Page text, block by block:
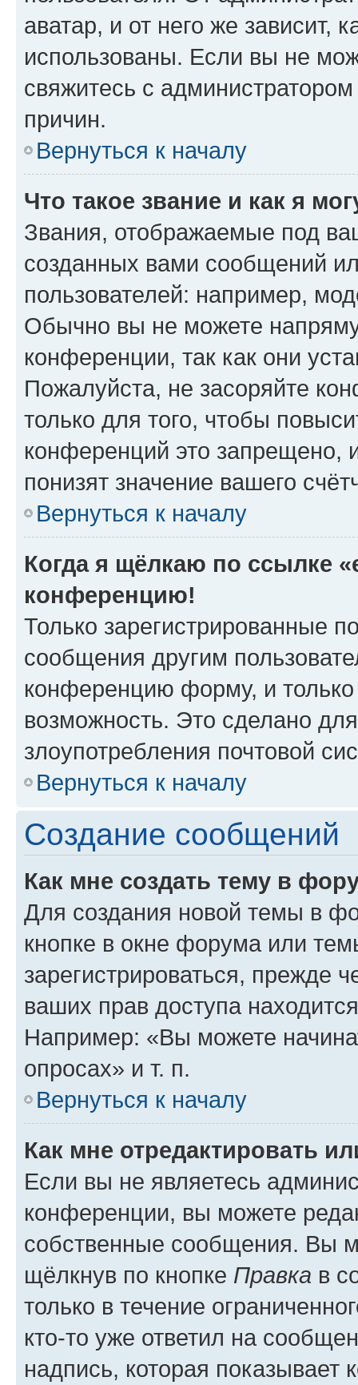
аватар, и от него же зависит,
использованы. Если вы не
свяжитесь с
причин.
Вернуться к началу
Что такое звание и как я
Звания, отображаемые под
созданных вами сообщений
пользователей: например,
Обычно вы не можете
конференции, так как они
Пожалуйста, не засоряйте
только для того, чтобы
конференций это запрещено,
понизят значение вашего
Вернуться к началу
Когда я щёлкаю по ссылке
конференцию!
Только зарегистрированные
сообщения другим
конференцию форму, и
возможность. Это сделано
злоупотребления почтовой
Вернуться к началу
Создание сообщений
Как мне создать тему в
Для создания новой темы в
кнопке в окне форума или
зарегистрироваться, прежде
ваших прав доступа
Например: «Вы можете
опросах» и т. п.
Вернуться к началу
Как мне отредактировать
Если вы не являетесь
конференции, вы можете
собственные сообщения. Вы
щёлкнув по кнопке Правка в
только в течение
кто-то уже ответил на
надпись, которая показывает